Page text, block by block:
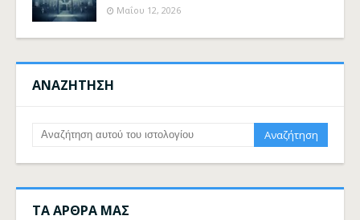
Μαΐου 12, 2026
ΑΝΑΖΗΤΗΣΗ
ΤΑ ΑΡΘΡΑ ΜΑΣ